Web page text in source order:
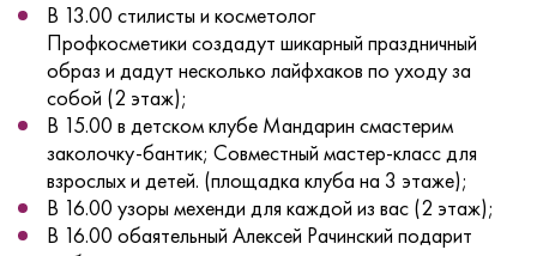
В 13.00 стилисты и косметолог
Профкосметики создадут шикарный праздничный
образ и дадут несколько лайфхаков по уходу за
собой (2 этаж);
В 15.00 в детском клубе Мандарин смастерим
заколочку-бантик; Совместный мастер-класс для
взрослых и детей. (площадка клуба на 3 этаже);
В 16.00 узоры мехенди для каждой из вас (2 этаж);
В 16.00 обаятельный Алексей Рачинский подарит